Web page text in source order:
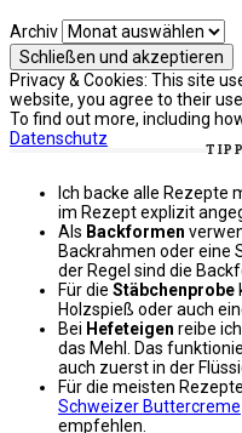
Archiv
Privacy & Cookies: This site
website, you agree to their use.
To find out more, including
Datenschutz
Ich backe alle Rezepte
im Rezept explizit
Als Backformen
Backrahmen oder eine
der Regel sind die
Für die Stäbchenprobe
Holzspieß oder auch
Bei Hefeteigen reibe
das Mehl. Das
auch zuerst in der
Für die meisten
Schweizer Buttercreme
empfehlen.